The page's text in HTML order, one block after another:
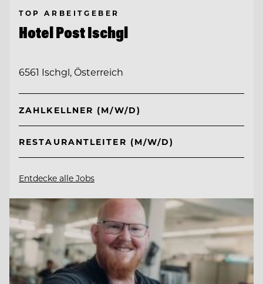
TOP ARBEITGEBER
Hotel Post Ischgl
6561 Ischgl, Österreich
ZAHLKELLNER (M/W/D)
RESTAURANTLEITER (M/W/D)
Entdecke alle Jobs